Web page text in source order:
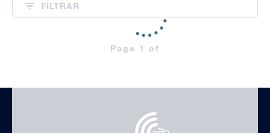
FILTRAR
Page 1 of